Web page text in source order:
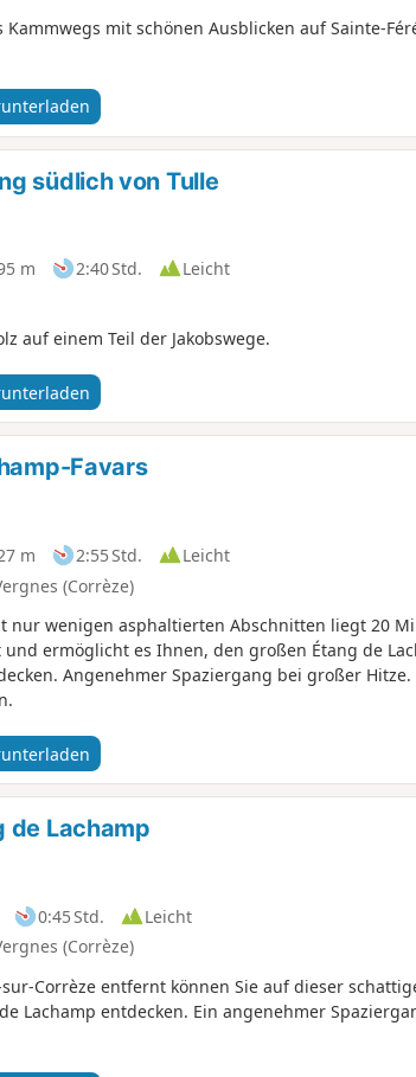
mit schönen Ausblicken auf Sainte-
südlich von Tulle
m 2:40 Std.
Leicht
auf einem Teil der Jakobswege.
Favars
m 2:55 Std.
Leicht
(Corrèze)
nur wenigen asphaltierten Abschnitten liegt 20
ermöglicht es Ihnen, den großen Étang de
Angenehmer Spaziergang bei großer Hitze.
de Lachamp
0:45 Std.
Leicht
(Corrèze)
Corrèze entfernt können Sie auf dieser
Lachamp entdecken. Ein angenehmer